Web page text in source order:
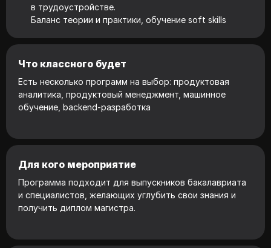
в трудоустройстве.
Баланс теории и практики, обучение soft skills
Что классного будет
Есть несколько программ на выбор: продуктовая
аналитика, продуктовый менеджмент, машинное
обучение, backend-разработка
Для кого мероприятие
Программа подходит для выпускников бакалавриата
и специалистов, желающих углубить свои знания и
получить диплом магистра.